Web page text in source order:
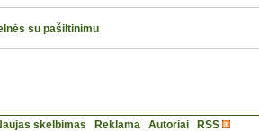
su pašiltinimu
skelbimas Reklama Autoriai RSS